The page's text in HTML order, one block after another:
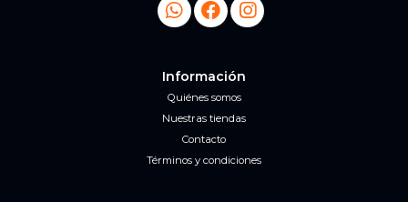
Información
Quiénes somos
Nuestras tiendas
Contacto
Términos y condiciones